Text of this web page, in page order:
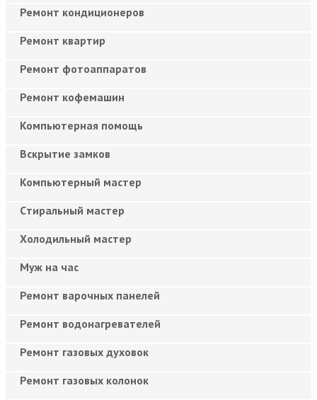
Ремонт кондиционеров
Ремонт квартир
Ремонт фотоаппаратов
Ремонт кофемашин
Компьютерная помощь
Вскрытие замков
Компьютерный мастер
Cтиральный мастер
Холодильный мастер
Муж на час
Ремонт варочных панелей
Ремонт водонагревателей
Ремонт газовых духовок
Ремонт газовых колонок